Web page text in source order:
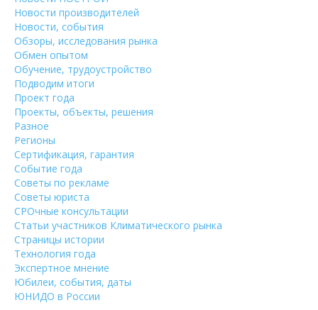
Новости производителей
Новости, события
Обзоры, исследования рынка
Обмен опытом
Обучение, трудоустройство
Подводим итоги
Проект года
Проекты, объекты, решения
Разное
Регионы
Сертификация, гарантия
Событие года
Советы по рекламе
Советы юриста
СРОчные консультации
Статьи участников Климатического рынка
Страницы истории
Технология года
Экспертное мнение
Юбилеи, события, даты
ЮНИДО в России